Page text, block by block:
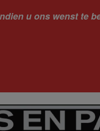
u ons wenst te